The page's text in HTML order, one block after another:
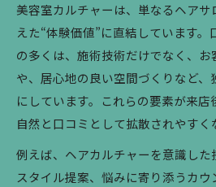
美容室カルチャーは、単なるヘア
えた“体験価値”に直結しています
の多くは、施術技術だけでなく、お
や、居心地の良い空間づくりなど
にしています。これらの要素が来店
自然と口コミとして拡散されやすく
例えば、ヘアカルチャーを意識し
スタイル提案、悩みに寄り添うカ